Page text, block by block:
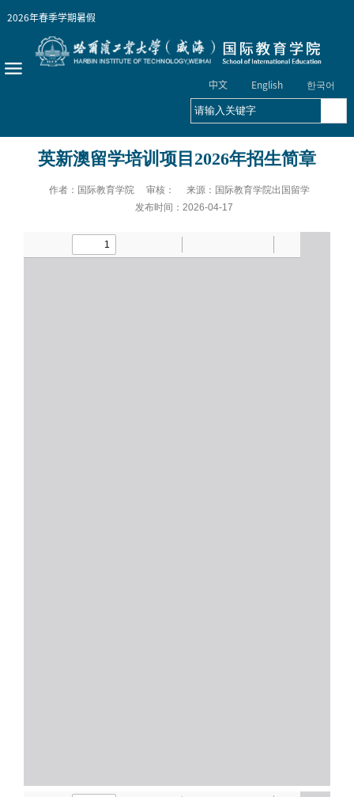
2026年春季学期暑假
中文 English 한국어
英新澳留学培训项目2026年招生简章
作者：国际教育学院 审核： 来源：国际教育学院出国留学
发布时间：2026-04-17